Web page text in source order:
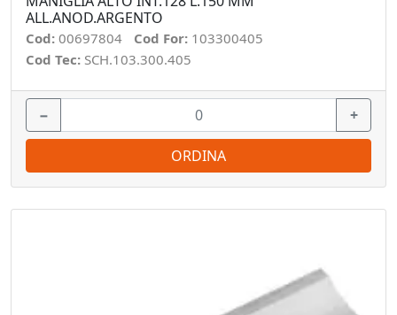
ALL.ANOD.ARGENTO
Cod: 00697804 Cod For: 103300405
Cod Tec: SCH.103.300.405
− +
ORDINA